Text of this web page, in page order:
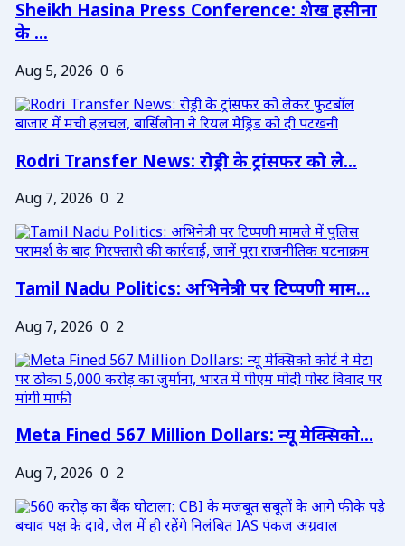
Sheikh Hasina Press Conference: शेख हसीना
के ...
Aug 5, 2026 0 6
Rodri Transfer News: रोड्री के ट्रांसफर को ले...
Aug 7, 2026 0 2
Tamil Nadu Politics: अभिनेत्री पर टिप्पणी माम...
Aug 7, 2026 0 2
Meta Fined 567 Million Dollars: न्यू मेक्सिको...
Aug 7, 2026 0 2